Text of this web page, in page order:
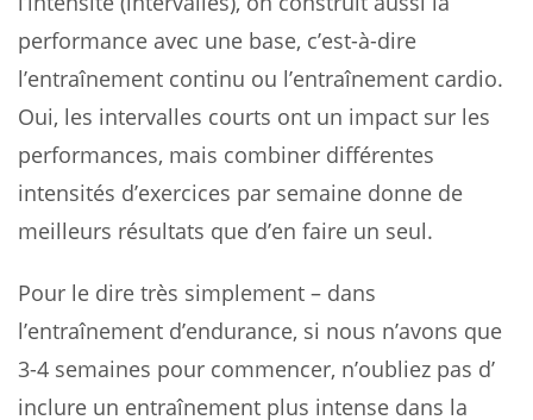
performance avec une base, c’est-à-dire
l’entraînement continu ou l’entraînement cardio.
Oui, les intervalles courts ont un impact sur les
performances, mais combiner différentes
intensités d’exercices par semaine donne de
meilleurs résultats que d’en faire un seul.
Pour le dire très simplement – dans
l’entraînement d’endurance, si nous n’avons que
3-4 semaines pour commencer, n’oubliez pas d’
inclure un entraînement plus intense dans la